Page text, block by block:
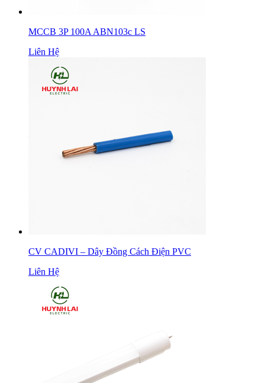
MCCB 3P 100A ABN103c LS
Liên Hệ
CV CADIVI – Dây Đồng Cách Điện PVC
Liên Hệ